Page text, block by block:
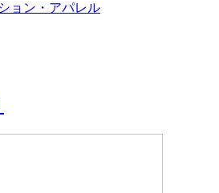
ョン・アパレル